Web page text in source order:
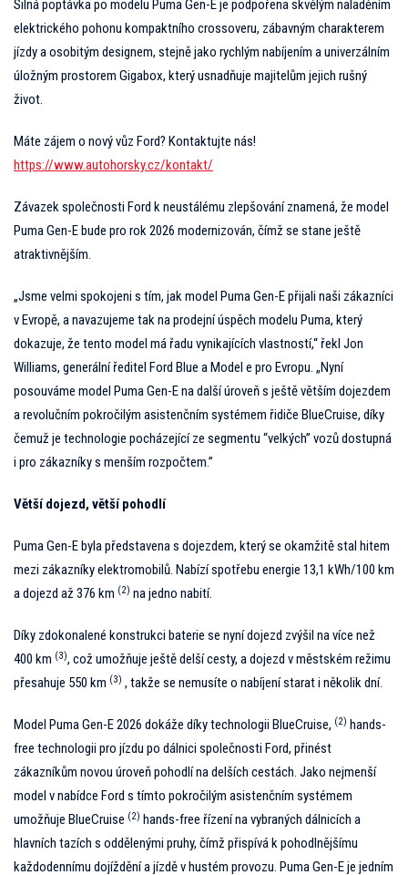
Silná poptávka po modelu Puma Gen-E je podpořena skvělým naladěním
elektrického pohonu kompaktního crossoveru, zábavným charakterem
jízdy a osobitým designem, stejně jako rychlým nabíjením a univerzálním
úložným prostorem Gigabox, který usnadňuje majitelům jejich rušný
život.
Máte zájem o nový vůz Ford? Kontaktujte nás!
https://www.autohorsky.cz/kontakt/
Závazek společnosti Ford k neustálému zlepšování znamená, že model
Puma Gen-E bude pro rok 2026 modernizován, čímž se stane ještě
atraktivnějším.
„Jsme velmi spokojeni s tím, jak model Puma Gen-E přijali naši zákazníci
v Evropě, a navazujeme tak na prodejní úspěch modelu Puma, který
dokazuje, že tento model má řadu vynikajících vlastností,“ řekl Jon
Williams, generální ředitel Ford Blue a Model e pro Evropu. „Nyní
posouváme model Puma Gen-E na další úroveň s ještě větším dojezdem
a revolučním pokročilým asistenčním systémem řidiče BlueCruise, díky
čemuž je technologie pocházející ze segmentu “velkých” vozů dostupná
i pro zákazníky s menším rozpočtem.”
Větší dojezd, větší pohodlí
Puma Gen-E byla představena s dojezdem, který se okamžitě stal hitem
mezi zákazníky elektromobilů. Nabízí spotřebu energie 13,1 kWh/100 km
a dojezd až 376 km (2) na jedno nabití.
Díky zdokonalené konstrukci baterie se nyní dojezd zvýšil na více než
400 km (3), což umožňuje ještě delší cesty, a dojezd v městském režimu
přesahuje 550 km (3) , takže se nemusíte o nabíjení starat i několik dní.
Model Puma Gen-E 2026 dokáže díky technologii BlueCruise, (2) hands-
free technologii pro jízdu po dálnici společnosti Ford, přinést
zákazníkům novou úroveň pohodlí na delších cestách. Jako nejmenší
model v nabídce Ford s tímto pokročilým asistenčním systémem
umožňuje BlueCruise (2) hands-free řízení na vybraných dálnicích a
hlavních tazích s oddělenými pruhy, čímž přispívá k pohodlnějšímu
každodennímu dojíždění a jízdě v hustém provozu. Puma Gen-E je jedním